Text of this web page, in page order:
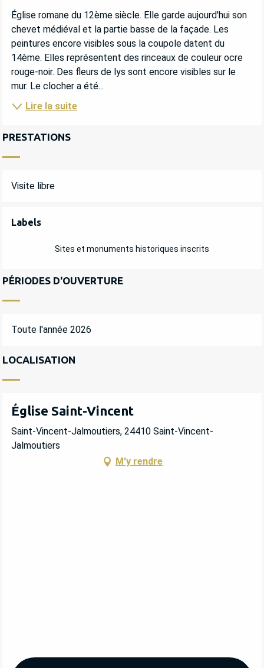
DESCRIPTION
Église romane du 12ème siècle. Elle garde aujourd'hui son
chevet médiéval et la partie basse de la façade. Les
peintures encore visibles sous la coupole datent du
14ème. Elles représentent des rinceaux de couleur ocre
rouge-noir. Des fleurs de lys sont encore visibles sur le
mur. Le clocher a été...
Lire la suite
PRESTATIONS
Visite libre
OFFRES DE PRESTATIONS
Labels
Labels
Sites et monuments historiques inscrits
PÉRIODES D'OUVERTURE
Toute l'année 2026
LOCALISATION
Église Saint-Vincent
Saint-Vincent-Jalmoutiers, 24410 Saint-Vincent-
Jalmoutiers
M'y rendre